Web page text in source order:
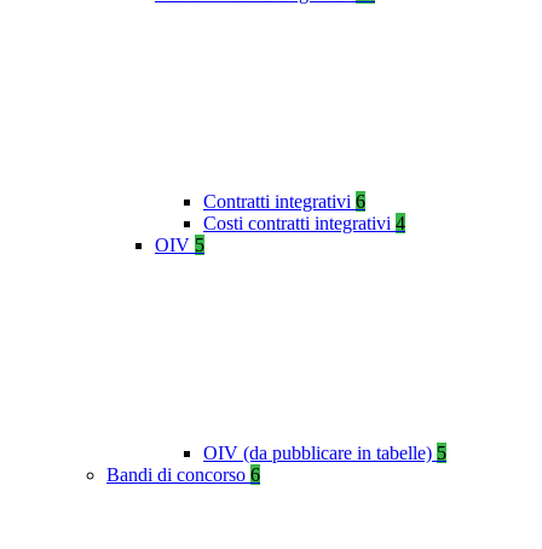
Contratti integrativi 6
Costi contratti integrativi 4
OIV 5
OIV (da pubblicare in tabelle) 5
Bandi di concorso 6